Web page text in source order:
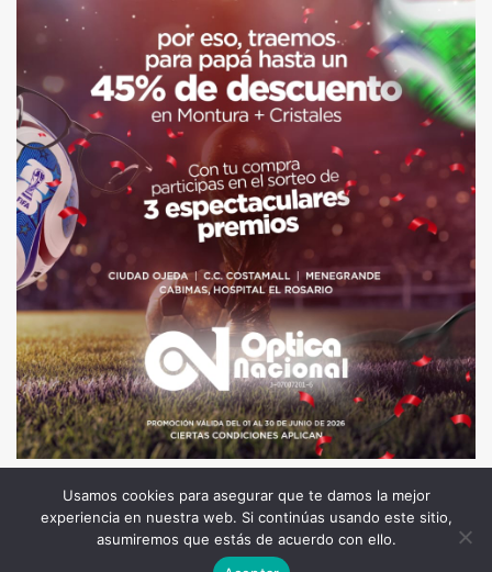
Todos los Derechos Reservados. Somos Noticia COL
© 2026 |Terminos y condiciones|Politica de
Usamos cookies para asegurar que te damos la mejor
experiencia en nuestra web. Si continúas usando este sitio,
asumiremos que estás de acuerdo con ello.